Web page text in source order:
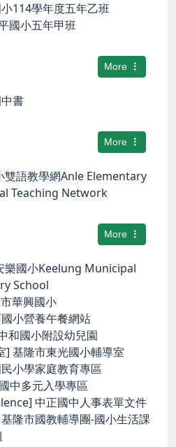
114學年度五年乙班
國小五年甲班
More
書
More
雙語教學網Anle Elementary
Teaching Network
More
樂國小Keelung Municipal
School
華興國小
小營養午餐網站
和國小附設幼兒園
] 基隆市東光國小輔導室
小學家庭教育專區
中多元入學專區
中正國中人事表單文件
隆市國教輔導團-國小生活課